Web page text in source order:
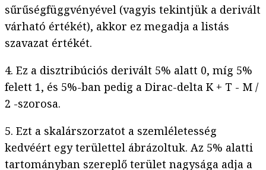
sűrűségfüggvényével (vagyis tekintjük a derivált
várható értékét), akkor ez megadja a listás
szavazat értékét.
4. Ez a disztribúciós derivált 5% alatt 0, míg 5%
felett 1, és 5%-ban pedig a Dirac-delta K + T - M /
2 -szorosa.
5. Ezt a skalárszorzatot a szemléletesség
kedvéért egy területtel ábrázoltuk. Az 5% alatti
tartományban szereplő terület nagysága adja a